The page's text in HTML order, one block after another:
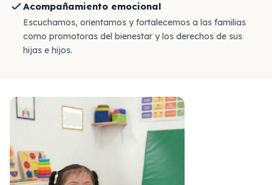
Acompañamiento emocional
Escuchamos, orientamos y fortalecemos a las familias
como promotoras del bienestar y los derechos de sus
hijas e hijos.